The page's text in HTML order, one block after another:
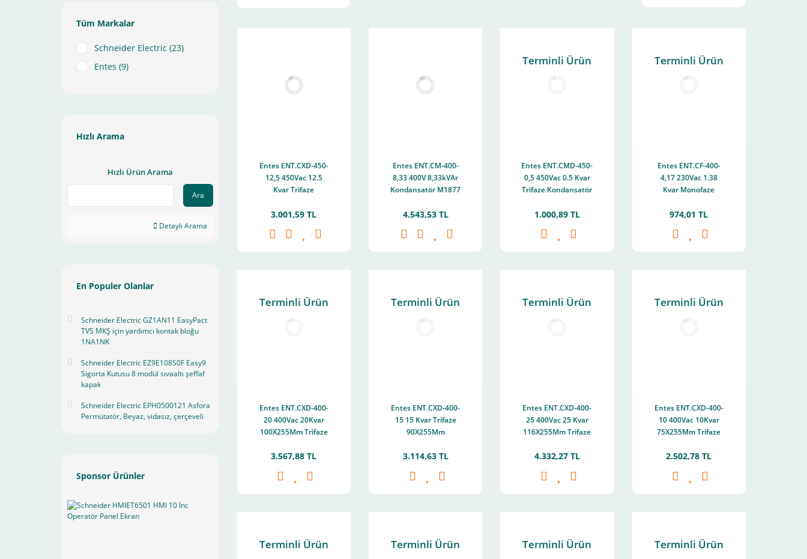
Tüm Markalar
Schneider Electric (23)
Entes (9)
Hızlı Arama
Hızlı Ürün Arama
Ara
Detaylı Arama
En Populer Olanlar
Schneider Electric GZ1AN11 EasyPact
TVS MKŞ için yardımcı kontak bloğu
1NA1NK
Schneider Electric EZ9E108S0F Easy9
Sigorta Kutusu 8 modül sıvaaltı şeffaf
kapak
Schneider Electric EPH0500121 Asfora
Permütatör, Beyaz, vidasız, çerçeveli
Sponsor Ürünler
Entes ENT.CXD-450-
12,5 450Vac 12.5
Kvar Trifaze
85X255Mm M1897
3.001,59 TL
Entes ENT.CM-400-
8,33 400V 8,33kVAr
Kondansatör M1877
4.543,53 TL
Terminli Ürün
Entes ENT.CMD-450-
0,5 450Vac 0.5 Kvar
Trifaze Kondansatör
1.000,89 TL
Terminli Ürün
Entes ENT.CF-400-
4,17 230Vac 1.38
Kvar Monofaze
60X137Mm M0996
974,01 TL
Terminli Ürün
Entes ENT.CXD-400-
20 400Vac 20Kvar
100X255Mm Trifaze
3.567,88 TL
Terminli Ürün
Entes ENT.CXD-400-
15 15 Kvar Trifaze
90X255Mm
3.114,63 TL
Terminli Ürün
Entes ENT.CXD-400-
25 400Vac 25 Kvar
116X255Mm Trifaze
4.332,27 TL
Terminli Ürün
Entes ENT.CXD-400-
10 400Vac 10Kvar
75X255Mm Trifaze
2.502,78 TL
Terminli Ürün Terminli Ürün Terminli Ürün Terminli Ürün